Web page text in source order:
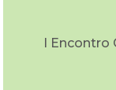
I Encontro